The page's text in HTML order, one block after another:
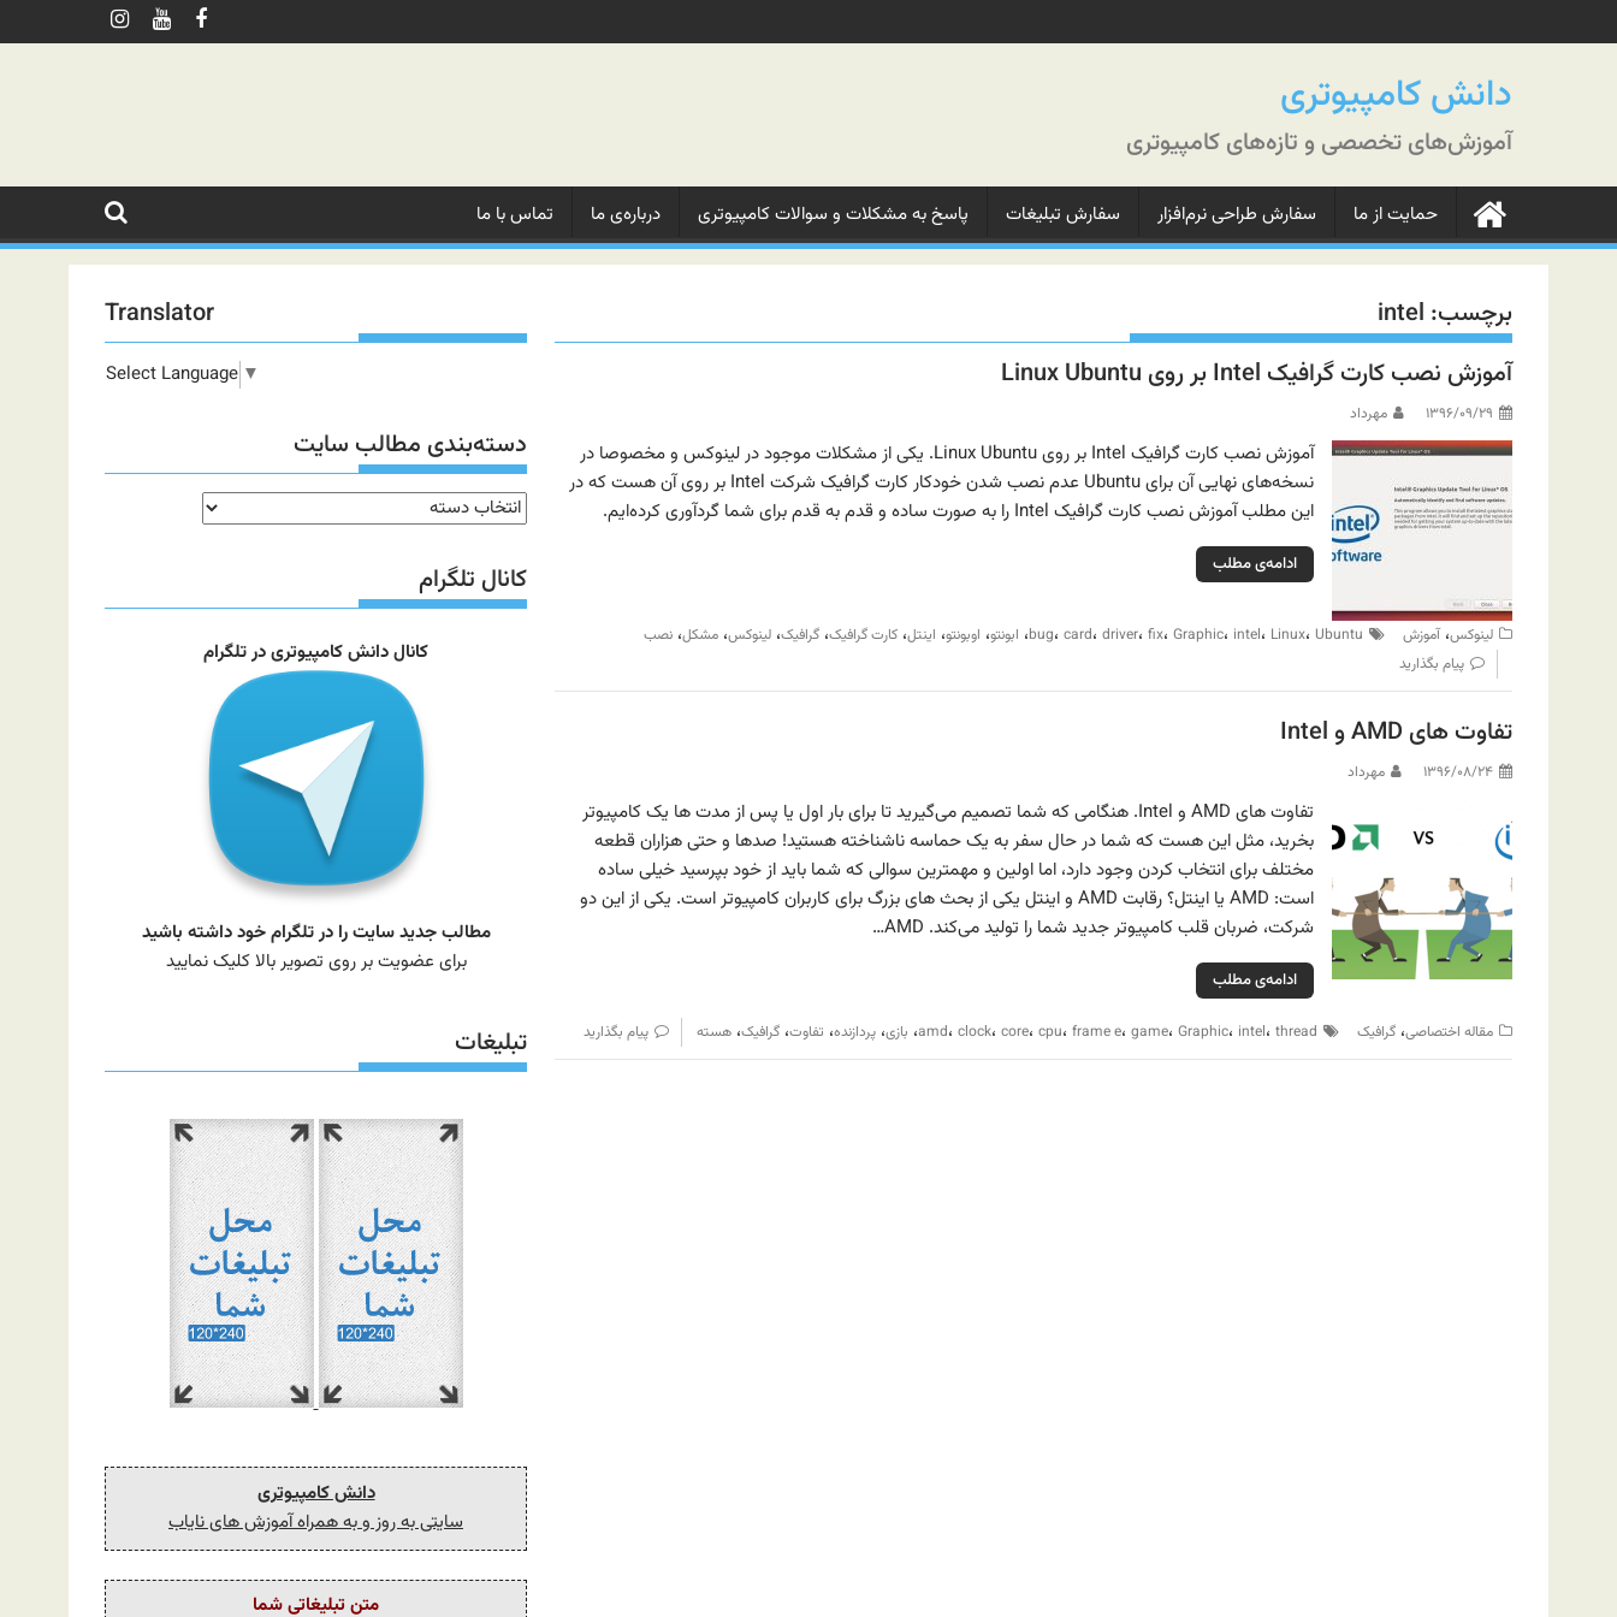
به
دانش کامپیوتری
آموزش‌های تخصصی و تازه‌های کامپیوتری
حمایت از ما سفارش طراحی نرم‌افزار سفارش‌ تبلیغات‌ پاسخ به مشکلات‌ و‌ سوالات‌ کامپیوتری درباره‌ی ما‌ تماس با ما
برچسب: intel
آموزش نصب کارت گرافیک Intel بر روی Linux Ubuntu
۱۳۹۶/۰۹/۲۹ مهرداد
آموزش نصب کارت گرافیک Intel بر روی Linux Ubuntu. یکی از مشکلات موجود در لینوکس و مخصوصا در
نسخه‌های نهایی آن برای Ubuntu عدم نصب شدن خودکار کارت گرافیک شرکت Intel بر روی آن هست که در
این مطلب آموزش نصب کارت گرافیک Intel را به صورت ساده و قدم به قدم برای شما گردآوری کرده‌ایم.
ادامه‌ی مطلب
لینوکس،آموزش bug، card، driver، fix، Graphic، intel، Linux، Ubuntu ، ابونتو، اوبونتو، اینتل، کارت گرافیک، گرافیک، لینوکس، مشکل، نصب
پیام بگذارید
تفاوت های AMD و Intel
۱۳۹۶/۰۸/۲۴ مهرداد
تفاوت های AMD و Intel. هنگامی که شما تصمیم می‌گیرید تا برای بار اول یا پس از مدت ها یک کامپیوتر
بخرید، مثل این هست که شما در حال سفر به یک حماسه ناشناخته هستید! صدها و حتی هزاران قطعه
مختلف برای انتخاب کردن وجود دارد، اما اولین و مهمترین سوالی که شما باید از خود بپرسید خیلی ساده
است: AMD یا اینتل؟ رقابت AMD و اینتل یکی از بحث های بزرگ برای کاربران کامپیوتر است. یکی از این دو
شرکت، ضربان قلب کامپیوتر جدید شما را تولید می‌کند. AMD…
ادامه‌ی مطلب
مقاله اختصاصی، گرافیک amd، clock، core، cpu، frame e، game، Graphic، intel، thread ، بازی، پردازنده، تفاوت، گرافیک، هسته پیام بگذارید
Translator
Select Language ▼
دسته‌بندی مطالب سایت
دسته‌بندی
مطالب
سایت
کانال تلگرام
کانال دانش کامپیوتری در تلگرام
مطالب جدید سایت را در تلگرام خود داشته باشید
برای عضویت بر روی تصویر بالا کلیک نمایید
تبلیغات
دانش کامپیوتری
سایتی به روز و به همراه آموزش های نایاب
متن تبلیغاتی شما